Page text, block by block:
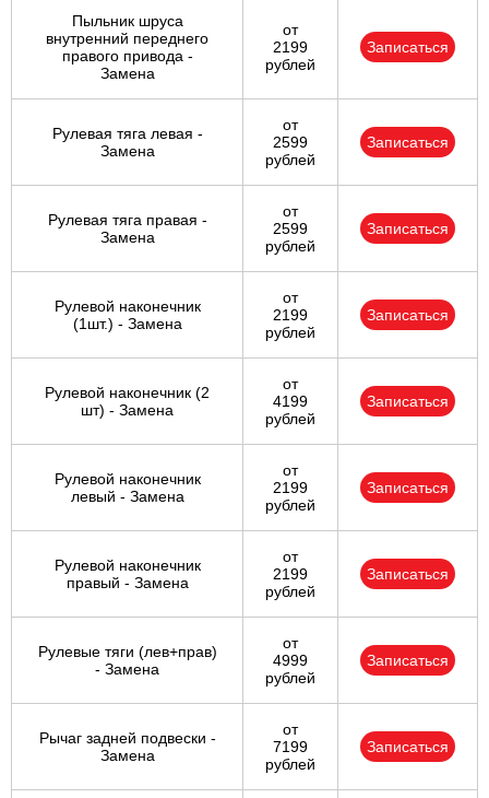
Пыльник шруса
внутренний переднего
правого привода -
Замена
от
2199
рублей
Записаться
Рулевая тяга левая -
Замена
от
2599
рублей
Записаться
Рулевая тяга правая -
Замена
от
2599
рублей
Записаться
Рулевой наконечник
(1шт.) - Замена
от
2199
рублей
Записаться
Рулевой наконечник (2
шт) - Замена
от
4199
рублей
Записаться
Рулевой наконечник
левый - Замена
от
2199
рублей
Записаться
Рулевой наконечник
правый - Замена
от
2199
рублей
Записаться
Рулевые тяги (лев+прав)
- Замена
от
4999
рублей
Записаться
Рычаг задней подвески -
Замена
от
7199
рублей
Записаться